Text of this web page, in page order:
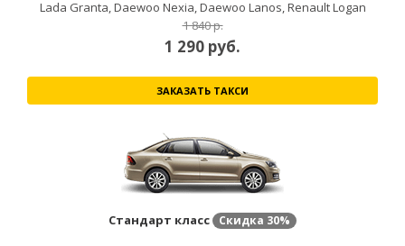
Lada Granta, Daewoo Nexia, Daewoo Lanos, Renault Logan
1 840 р.
1 290 руб.
ЗАКАЗАТЬ ТАКСИ
Стандарт класс Скидка 30%